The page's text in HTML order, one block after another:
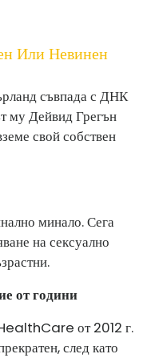
Или Невинен
съвпада с ДНК
му Дейвид Грегън
свой собствен
минало. Сега
на сексуално
от години
от 2012 г.
след като